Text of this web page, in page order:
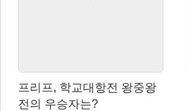
프리프, 학교대항전 왕중왕
전의 우승자는?